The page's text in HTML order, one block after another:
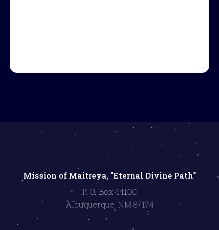
Mission of Maitreya, "Eternal Divine Path"
P. O. Box 44100
Albuquerque, NM 87174